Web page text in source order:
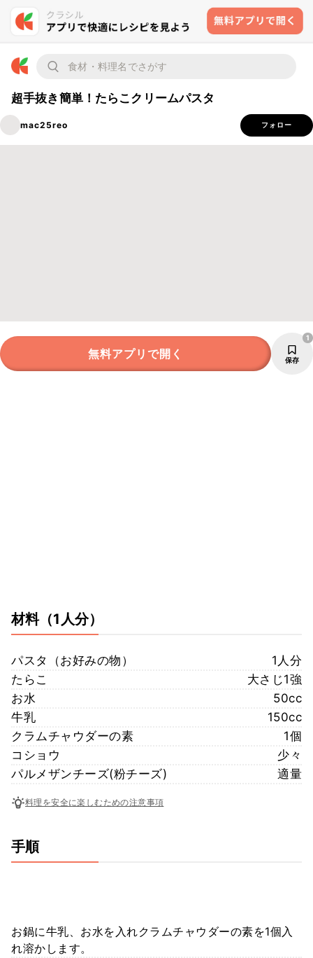
超手抜き簡単！たらこクリームパスタ
mac25reo フォロー
無料アプリで開く 保存
1
材料（1人分）
パスタ（お好みの物）
1人分
たらこ
大さじ1強
お水
50cc
牛乳
150cc
クラムチャウダーの素
1個
コショウ
少々
パルメザンチーズ(粉チーズ)
適量
料理を安全に楽しむための注意事項
手順
お鍋に牛乳、お水を入れクラムチャウダーの素を1個入
れ溶かします。